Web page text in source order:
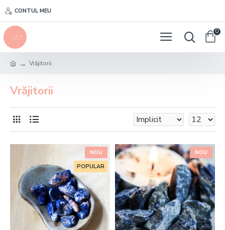
CONTUL MEU
0
Vrăjitorii
Vrăjitorii
NOU
POPULAR
NOU